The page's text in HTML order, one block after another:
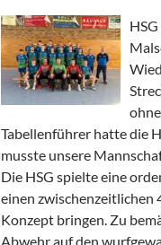
Tabellenführer hatte die
musste unsere
Die HSG spielte eine
einen zwischenzeitlichen
Konzept bringen. Zu
Abwehr auf den